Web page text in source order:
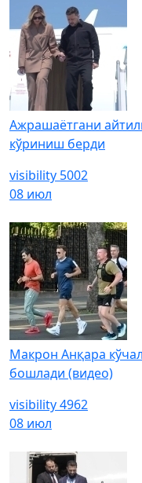
Ажрашаётгани
кўриниш берди
visibility 5002
08 июл
Макрон Анқара
бошлади (видео)
visibility4962
08 июл